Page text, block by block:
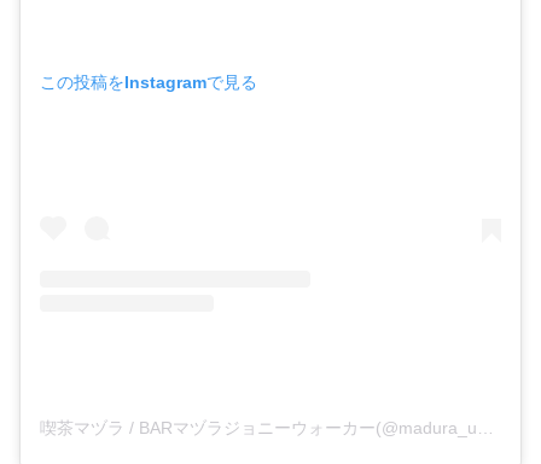
この投稿をInstagramで見る
喫茶マヅラ / BARマヅラジョニーウォーカー(@madura_umeda)がシェアした投稿